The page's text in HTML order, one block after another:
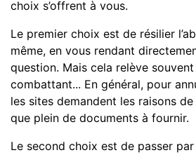
choix s’offrent à vous.
Le premier choix est de résilier
même, en vous rendant
question. Mais cela relève
combattant... En général, pour
les sites demandent les raisons
que plein de documents à fournir.
Le second choix est de passer